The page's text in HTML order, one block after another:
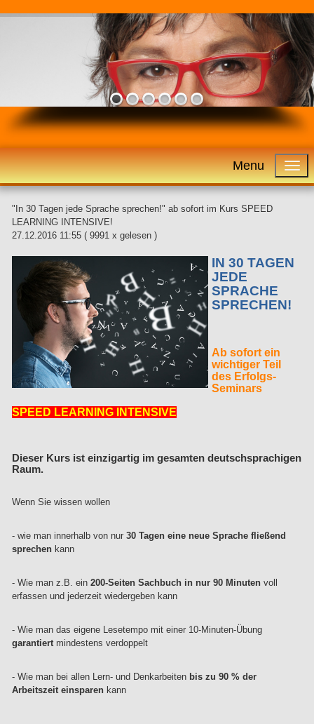
Menu
"In 30 Tagen jede Sprache sprechen!" ab sofort im Kurs SPEED
LEARNING INTENSIVE!
27.12.2016 11:55 ( 9991 x gelesen )
IN 30 TAGEN
JEDE
SPRACHE
SPRECHEN!
Ab sofort ein
wichtiger Teil
des Erfolgs-
Seminars
SPEED LEARNING INTENSIVE
Dieser Kurs ist einzigartig im gesamten deutschsprachigen
Raum.
Wenn Sie wissen wollen
- wie man innerhalb von nur 30 Tagen eine neue Sprache fließend
sprechen kann
- Wie man z.B. ein200-Seiten Sachbuch in nur 90 Minuten voll
erfassen und jederzeit wiedergeben kann
- Wie man das eigene Lesetempo mit einer 10-Minuten-Übung
garantiertmindestens verdoppelt
- Wie man bei allen Lern- und Denkarbeiten bis zu 90 % der
Arbeitszeit einsparen kann